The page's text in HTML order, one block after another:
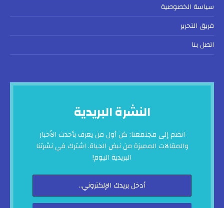
سياسة الخصوصية
فريق التحرير
اتصل بنا
النشرة البريدية
انضم إلى مجتمعنا: كن أول من يعرف بأحدث الأخبار
والمقالات المميزة من نبض الحياة. اشترك في نشرتنا
البريدية اليوم!